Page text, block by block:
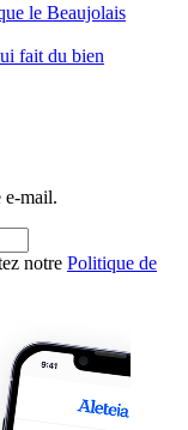
le Beaujolais
fait du bien
e-mail.
notre Politique de